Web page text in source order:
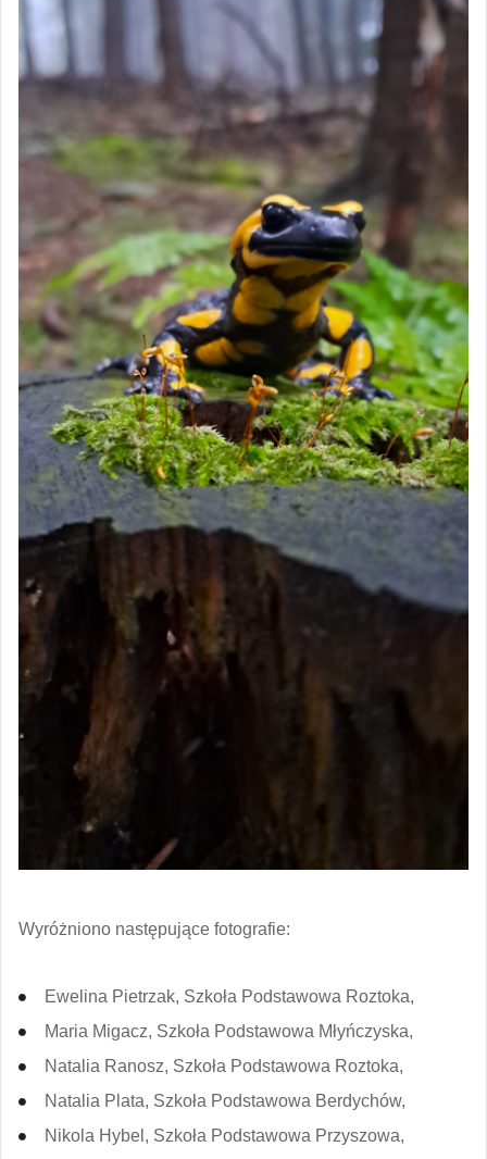
Wyróżniono następujące fotografie:
Ewelina Pietrzak, Szkoła Podstawowa Roztoka,
Maria Migacz, Szkoła Podstawowa Młyńczyska,
Natalia Ranosz, Szkoła Podstawowa Roztoka,
Natalia Plata, Szkoła Podstawowa Berdychów,
Nikola Hybel, Szkoła Podstawowa Przyszowa,